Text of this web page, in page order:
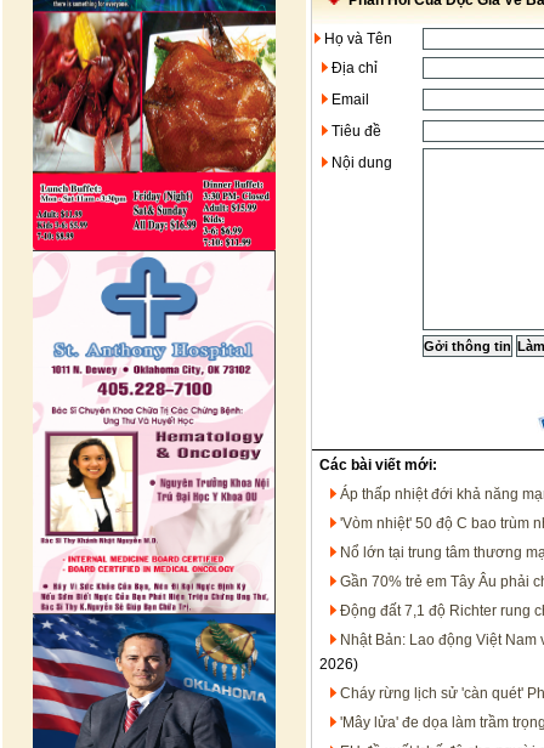
Họ và Tên
Địa chỉ
Email
Tiêu đề
Nội dung
Các bài viết mới:
Áp thấp nhiệt đới khả năng
'Vòm nhiệt' 50 độ C bao trùm
Nổ lớn tại trung tâm thương
Gần 70% trẻ em Tây Âu phải
Động đất 7,1 độ Richter rung
Nhật Bản: Lao động Việt
2026)
Cháy rừng lịch sử 'càn quét'
'Mây lửa' đe dọa làm trầm